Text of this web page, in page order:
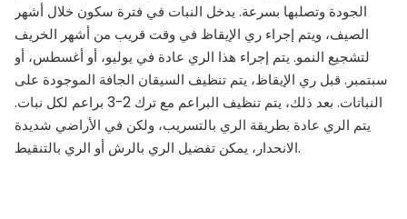
الجودة وتصلبها بسرعة. يدخل النبات في فترة سكون خلال أشهر
الصيف، ويتم إجراء ري الإيقاظ في وقت قريب من أشهر الخريف
لتشجيع النمو. يتم إجراء هذا الري عادة في يوليو، أو أغسطس، أو
سبتمبر. قبل ري الإيقاظ، يتم تنظيف السيقان الجافة الموجودة على
النباتات. بعد ذلك، يتم تنظيف البراعم مع ترك 2-3 براعم لكل نبات.
يتم الري عادة بطريقة الري بالتسريب، ولكن في الأراضي شديدة
الانحدار، يمكن تفضيل الري بالرش أو الري بالتنقيط.